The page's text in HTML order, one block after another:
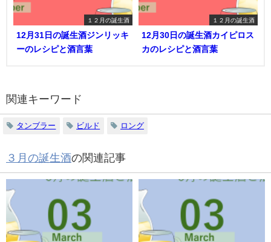
１２月の誕生酒
12月31日の誕生酒ジンリッキ
ーのレシピと酒言葉
１２月の誕生酒
12月30日の誕生酒カイピロス
カのレシピと酒言葉
関連キーワード
タンブラー ビルド ロング
３月の誕生酒の関連記事